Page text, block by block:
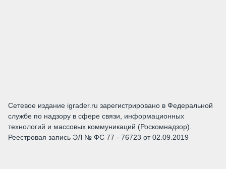
Сетевое издание igrader.ru зарегистрировано в Федеральной
службе по надзору в сфере связи, информационных
технологий и массовых коммуникаций (Роскомнадзор).
Реестровая запись ЭЛ № ФС 77 - 76723 от 02.09.2019